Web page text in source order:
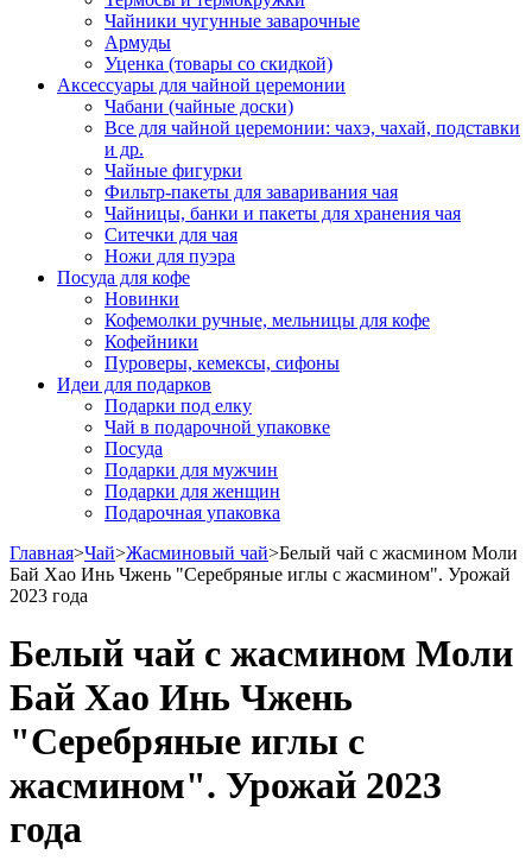
Чайники чугунные заварочные
Армуды
Уценка (товары со скидкой)
Аксессуары для чайной церемонии
Чабани (чайные доски)
Все для чайной церемонии: чахэ, чахай, подставки
и др.
Чайные фигурки
Фильтр-пакеты для заваривания чая
Чайницы, банки и пакеты для хранения чая
Ситечки для чая
Ножи для пуэра
Посуда для кофе
Новинки
Кофемолки ручные, мельницы для кофе
Кофейники
Пуроверы, кемексы, сифоны
Идеи для подарков
Подарки под елку
Чай в подарочной упаковке
Посуда
Подарки для мужчин
Подарки для женщин
Подарочная упаковка
Главная>Чай>Жасминовый чай>Белый чай с жасмином Моли
Бай Хао Инь Чжень "Серебряные иглы с жасмином". Урожай
2023 года
Белый чай с жасмином Моли
Бай Хао Инь Чжень
"Серебряные иглы с
жасмином". Урожай 2023
года